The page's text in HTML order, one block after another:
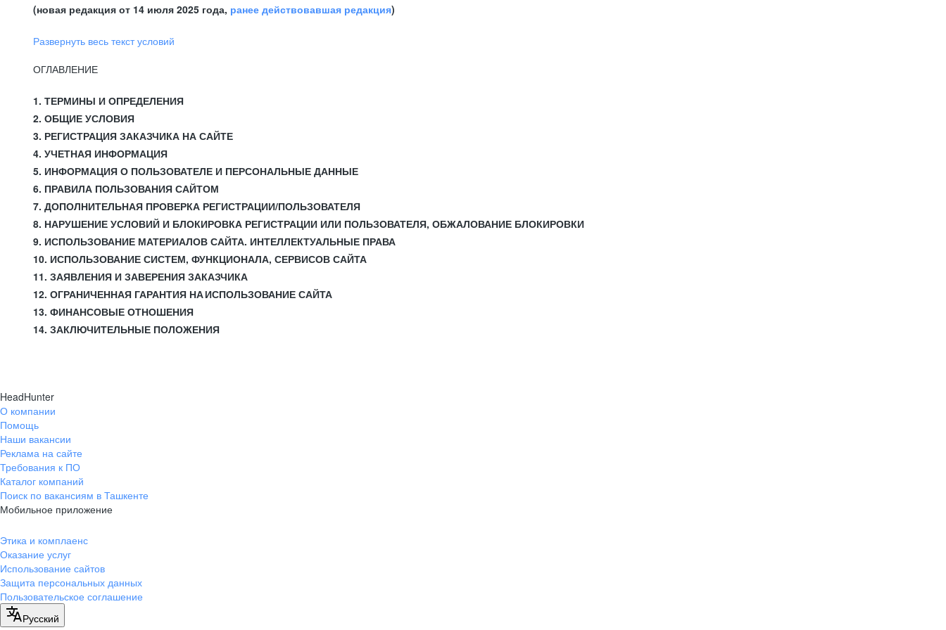
(новая редакция от 14 июля 2025 года, ранее действовавшая редакция)
Развернуть весь текст условий
ОГЛАВЛЕНИЕ
1. ТЕРМИНЫ И ОПРЕДЕЛЕНИЯ
2. ОБЩИЕ УСЛОВИЯ
3. РЕГИСТРАЦИЯ ЗАКАЗЧИКА НА САЙТЕ
4. УЧЕТНАЯ ИНФОРМАЦИЯ
5. ИНФОРМАЦИЯ О ПОЛЬЗОВАТЕЛЕ И ПЕРСОНАЛЬНЫЕ ДАННЫЕ
6. ПРАВИЛА ПОЛЬЗОВАНИЯ САЙТОМ
7. ДОПОЛНИТЕЛЬНАЯ ПРОВЕРКА РЕГИСТРАЦИИ/ПОЛЬЗОВАТЕЛЯ
8. НАРУШЕНИЕ УСЛОВИЙ И БЛОКИРОВКА РЕГИСТРАЦИИ ИЛИ ПОЛЬЗОВАТЕЛЯ, ОБЖАЛОВАНИЕ БЛОКИРОВКИ
9. ИСПОЛЬЗОВАНИЕ МАТЕРИАЛОВ САЙТА. ИНТЕЛЛЕКТУАЛЬНЫЕ ПРАВА
10. ИСПОЛЬЗОВАНИЕ СИСТЕМ, ФУНКЦИОНАЛА, СЕРВИСОВ САЙТА
11. ЗАЯВЛЕНИЯ И ЗАВЕРЕНИЯ ЗАКАЗЧИКА
12. ОГРАНИЧЕННАЯ ГАРАНТИЯ НА ИСПОЛЬЗОВАНИЕ САЙТА
13. ФИНАНСОВЫЕ ОТНОШЕНИЯ
14. ЗАКЛЮЧИТЕЛЬНЫЕ ПОЛОЖЕНИЯ
HeadHunter
О компании
Помощь
Наши вакансии
Реклама на сайте
Требования к ПО
Каталог компаний
Поиск по вакансиям в Ташкенте
Мобильное приложение
Этика и комплаенс
Оказание услуг
Использование сайтов
Защита персональных данных
Пользовательское соглашение
Русский